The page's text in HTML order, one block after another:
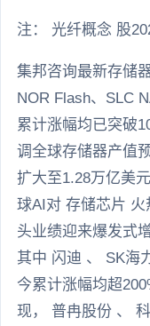
注： 光纤概念 股
集邦咨询最新存储
NOR Flash、SLC
累计涨幅均已突破
调全球存储器产值
扩大至1.28万亿美
球AI对 存储芯片
头业绩迎来爆发式
其中 闪迪 、 SK海
今累计涨幅均超
现， 普冉股份 、